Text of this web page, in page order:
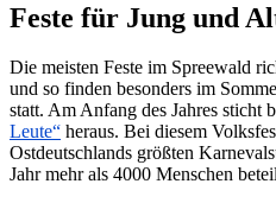
Feste für Jung und
Die meisten Feste im Spreewald
und so finden besonders im
statt. Am Anfang des Jahres sticht
Leute“ heraus. Bei diesem
Ostdeutschlands größten
Jahr mehr als 4000 Menschen